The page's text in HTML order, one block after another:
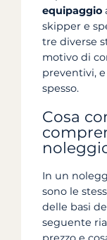
equipaggio
skipper e
tre diverse
motivo di
preventivi,
spesso.
Cosa
In un
sono le
delle basi
seguente